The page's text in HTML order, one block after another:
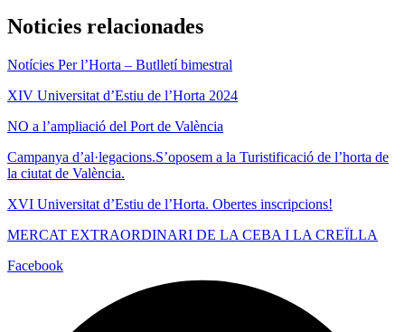
Noticies relacionades
Notícies Per l’Horta – Butlletí bimestral
XIV Universitat d’Estiu de l’Horta 2024
NO a l’ampliació del Port de València
Campanya d’al·legacions.S’oposem a la Turistificació de l’horta de
la ciutat de València.
XVI Universitat d’Estiu de l’Horta. Obertes inscripcions!
MERCAT EXTRAORDINARI DE LA CEBA I LA CREÏLLA
Facebook